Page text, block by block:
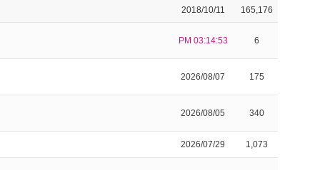
2018/10/11 165,176
PM 03:14:53 6
2026/08/07 175
2026/08/05 340
2026/07/29 1,073